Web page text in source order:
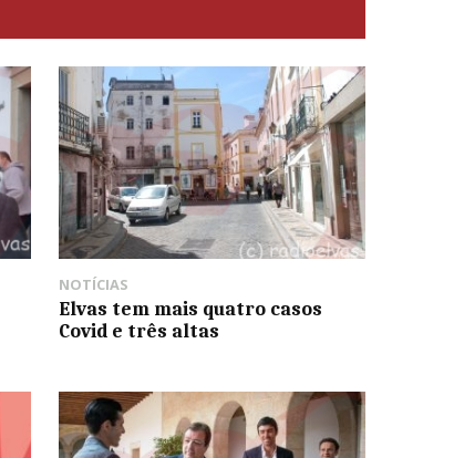
NOTÍCIAS
Elvas tem mais quatro casos
Covid e três altas